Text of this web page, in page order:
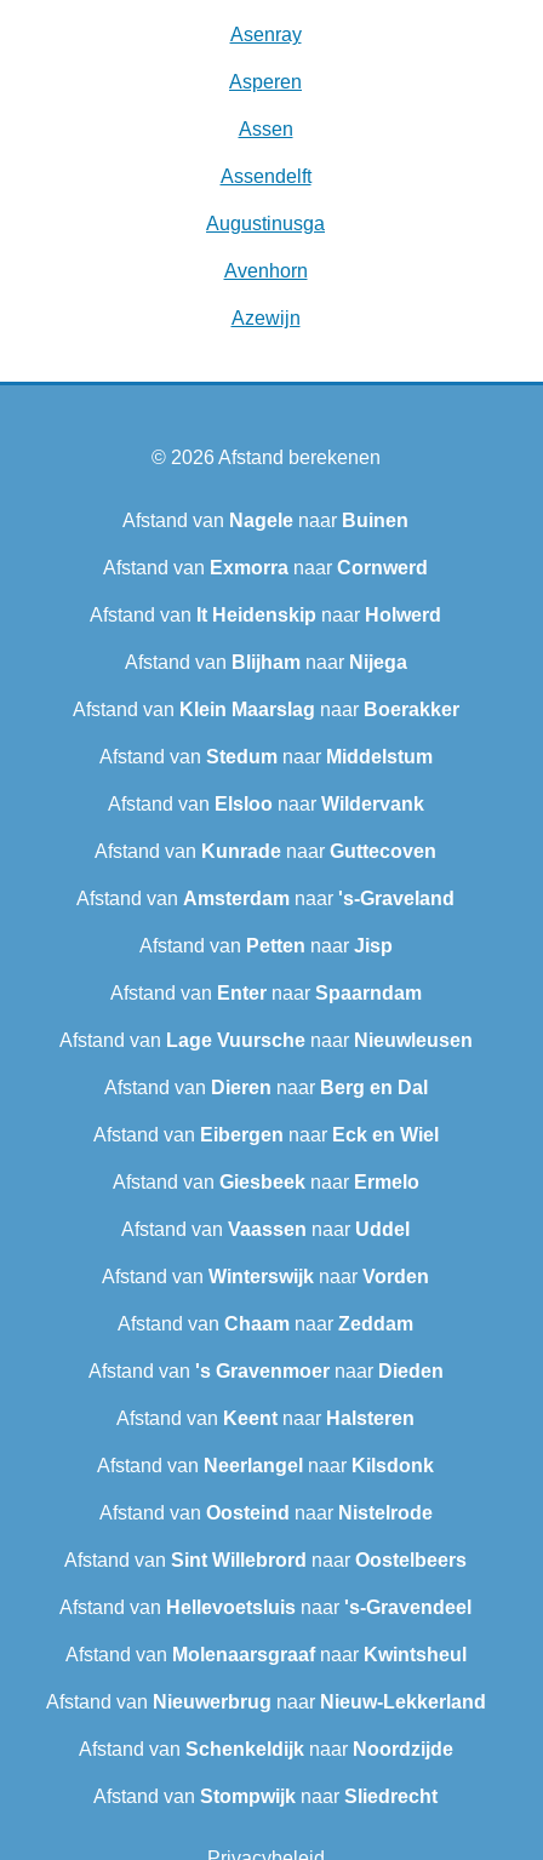
Asenray
Asperen
Assen
Assendelft
Augustinusga
Avenhorn
Azewijn
© 2026Afstand berekenen
Afstand van Nagele naar Buinen
Afstand van Exmorra naar Cornwerd
Afstand van It Heidenskip naar Holwerd
Afstand van Blijhamnaar Nijega
Afstand van Klein Maarslag naar Boerakker
Afstand van Stedumnaar Middelstum
Afstand van Elsloo naar Wildervank
Afstand van Kunrade naar Guttecoven
Afstand van Amsterdam naar 's-Graveland
Afstand van Petten naar Jisp
Afstand van Enternaar Spaarndam
Afstand van Lage Vuurschenaar Nieuwleusen
Afstand van Dieren naar Berg en Dal
Afstand van Eibergen naar Eck en Wiel
Afstand van Giesbeeknaar Ermelo
Afstand van Vaassen naar Uddel
Afstand van Winterswijk naar Vorden
Afstand van Chaam naar Zeddam
Afstand van 's Gravenmoernaar Dieden
Afstand van Keent naar Halsteren
Afstand van Neerlangel naar Kilsdonk
Afstand van Oosteind naar Nistelrode
Afstand van Sint Willebrord naar Oostelbeers
Afstand van Hellevoetsluis naar 's-Gravendeel
Afstand van Molenaarsgraafnaar Kwintsheul
Afstand van Nieuwerbrug naar Nieuw-Lekkerland
Afstand van Schenkeldijknaar Noordzijde
Afstand van Stompwijk naar Sliedrecht